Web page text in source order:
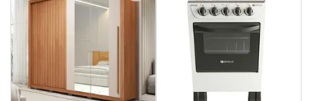
- Confira as dimensões do produto no momento da
compra e certifique-se de que passará normalmente
por elevadores, portas, escadas e/ou corredores,
evitando assim futuros desagrados ou imprevistos
com a entrega do produto.